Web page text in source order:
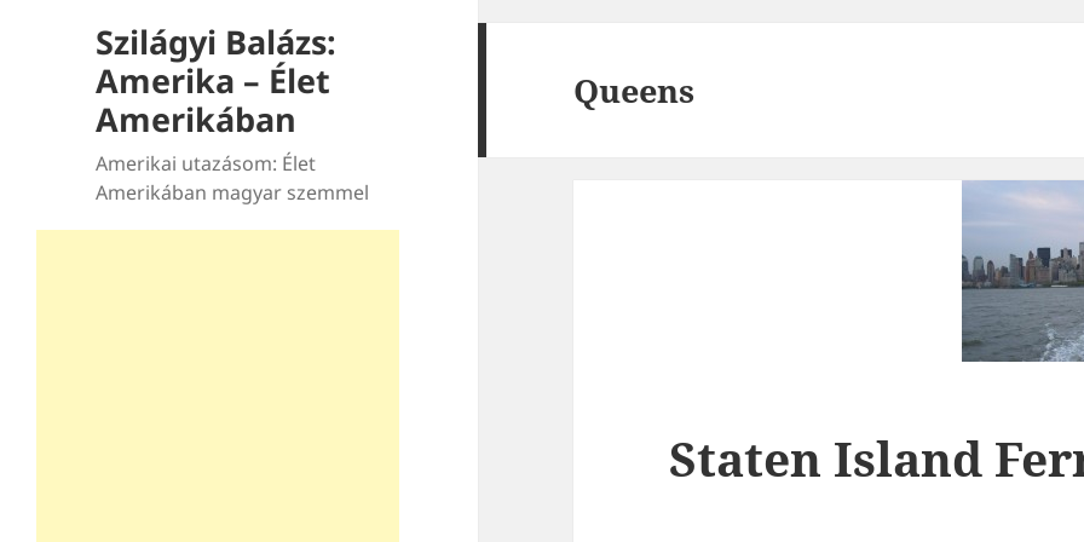
Szilágyi Balázs:
Amerika – Élet
Amerikában
Amerikai utazásom: Élet
Amerikában magyar szemmel
Queens
Staten Island